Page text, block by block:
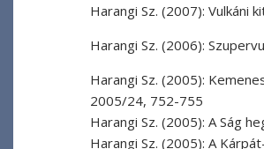
Harangi Sz. (2007):
Harangi Sz. (2006):
Harangi Sz. (2005):
2005/24, 752-755
Harangi Sz. (2005): A Ság
Harangi Sz. (2005): A